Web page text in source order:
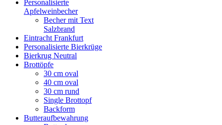
Personalisierte
Apfelweinbecher
Becher mit Text
Salzbrand
Eintracht Frankfurt
Personalisierte Bierkrüge
Bierkrug Neutral
Brottöpfe
30 cm oval
40 cm oval
30 cm rund
Single Brottopf
Backform
Butteraufbewahrung